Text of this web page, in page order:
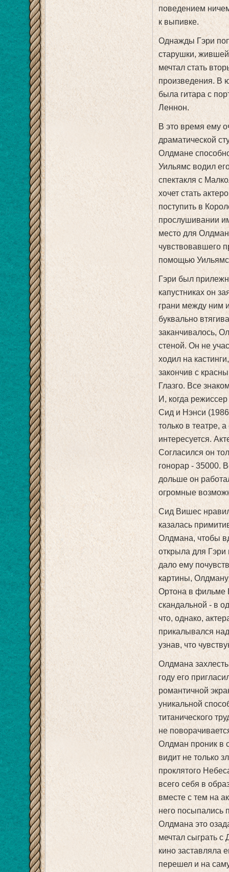
поведением
к выпивке.
Однажды Гэри
старушки, жившей
мечтал стать
произведения. В
была гитара с
Леннон.
В это время ему
драматической
Олдмане
Уильямс водил
спектакля с
хочет стать
поступить в
прослушивании
место для
чувствовавшего
помощью
Гэри был
капустниках он
грани между ним
буквально
заканчивалось,
стеной. Он не
ходил на
закончив с
Глазго. Все
И, когда
Сид и Нэнси
только в театре,
интересуется.
Согласился он
гонорар - 35000.
дольше он
огромные
Сид Вишес
казалась
Олдмана, чтобы
открыла для Гэри
дало ему
картины,
Ортона в фильме
скандальной - в
что, однако,
прикалывался
узнав, что
Олдмана
году его
романтичной
уникальной
титанического
не
Олдман проник в
видит не только
проклятого
всего себя в
вместе с тем на
него посыпались
Олдмана это
мечтал сыграть
кино заставляла
перешел и на